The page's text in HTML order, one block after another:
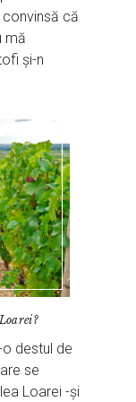
că
mă
și-n
destul de
se
Loarei -și